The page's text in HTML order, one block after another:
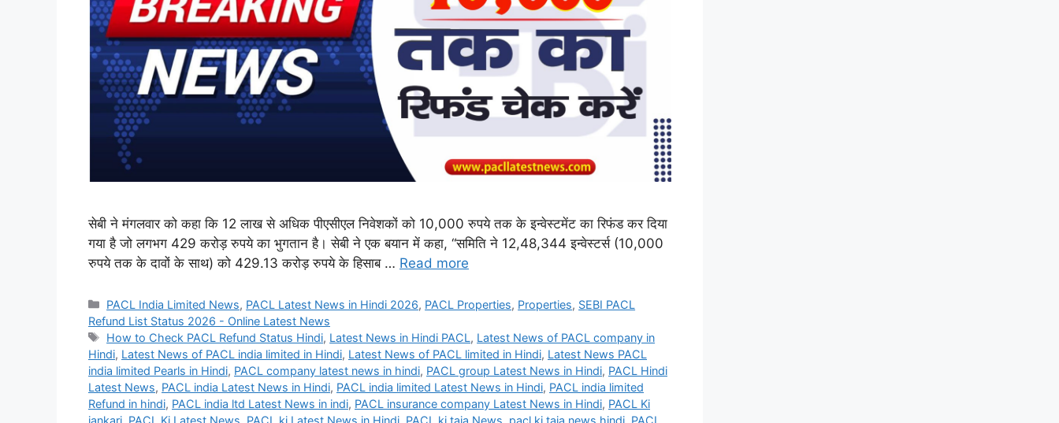
सेबी ने मंगलवार को कहा कि 12 लाख से अधिक पीएसीएल निवेशकों को 10,000 रुपये तक के इन्वेस्टमेंट का रिफंड कर दिया
गया है जो लगभग 429 करोड़ रुपये का भुगतान है। सेबी ने एक बयान में कहा, “समिति ने 12,48,344 इन्वेस्टर्स (10,000
रुपये तक के दावों के साथ) को 429.13 करोड़ रुपये के हिसाब … Read more
Categories
PACL India Limited News, PACL Latest News in Hindi 2026, PACL Properties, Properties, SEBI PACL
Refund List Status 2026 - Online Latest News
Tags
How to Check PACL Refund Status Hindi, Latest News in Hindi PACL, Latest News of PACL company in
Hindi, Latest News of PACL india limited in Hindi, Latest News of PACL limited in Hindi, Latest News PACL
india limited Pearls in Hindi, PACL company latest news in hindi, PACL group Latest News in Hindi, PACL Hindi
Latest News, PACL india Latest News in Hindi, PACL india limited Latest News in Hindi, PACL india limited
Refund in hindi, PACL india ltd Latest News in indi, PACL insurance company Latest News in Hindi, PACL Ki
jankari, PACL Ki Latest News, PACL ki Latest News in Hindi, PACL ki taja News, pacl ki taja news hindi, PACL